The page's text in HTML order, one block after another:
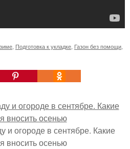
Подготовка к укладке Газон без помощи
и огороде в сентябре. Какие
вносить осенью